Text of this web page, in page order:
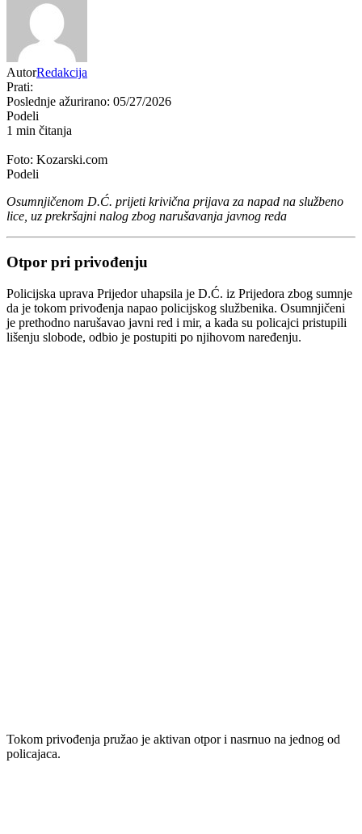
AutorRedakcija
Prati:
Poslednje ažurirano: 05/27/2026
Podeli
1 min čitanja
Foto: Kozarski.com
Podeli
Osumnjičenom D.Ć. prijeti krivična prijava za napad na službeno
lice, uz prekršajni nalog zbog narušavanja javnog reda
Otpor pri privođenju
Policijska uprava Prijedor uhapsila je D.Ć. iz Prijedora zbog sumnje
da je tokom privođenja napao policijskog službenika. Osumnjičeni
je prethodno narušavao javni red i mir, a kada su policajci pristupili
lišenju slobode, odbio je postupiti po njihovom naređenju.
Tokom privođenja pružao je aktivan otpor i nasrnuo na jednog od
policajaca.